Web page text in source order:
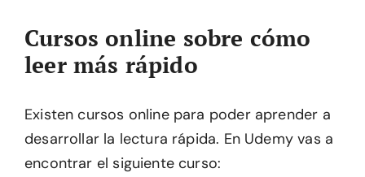
Cursos online sobre cómo
leer más rápido
Existen cursos online para poder aprender a
desarrollar la lectura rápida. En Udemy vas a
encontrar el siguiente curso: